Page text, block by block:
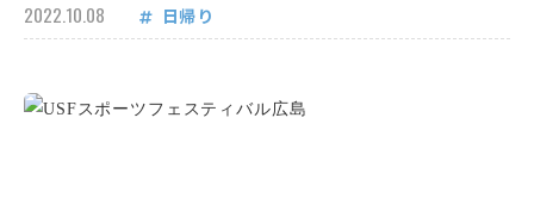
2022.10.08 日帰り